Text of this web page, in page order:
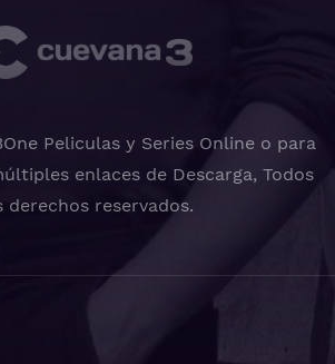
Peliculas y Series Online o para
enlaces de Descarga, Todos
derechos reservados.